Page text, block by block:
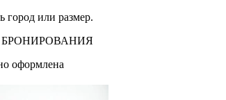
город или размер.
оформлена